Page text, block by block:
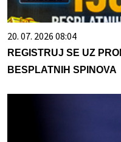
20. 07. 2026 08:04
REGISTRUJ SE UZ
BESPLATNIH SPINOVA